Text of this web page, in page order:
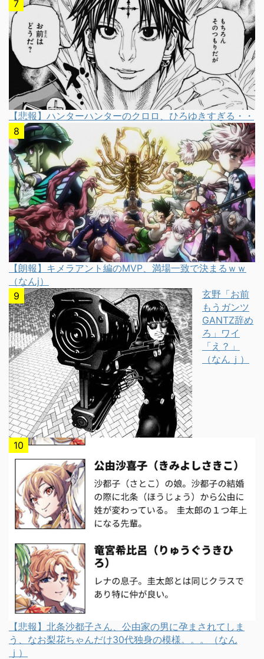
【悲報】ハンターハンターのクロロ、ひろゆきすぎる・・
【朗報】キメラアント編のMVP、満場一致で決まるｗｗ
（なんj）
玄野「お前
もうガンツ
GANTZ辞め
ろ」ワイ
「え？」
（なんｊ）
【悲報】北条沙都子さん、公由家の男に孕まされてしま
う、なお梨花ちゃんだけ30代独身の模様。。。（なん
ｊ）